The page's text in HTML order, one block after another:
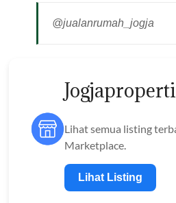
@jualanrumah_jogja
Lihat semua listing
Marketplace.
Lihat Listing